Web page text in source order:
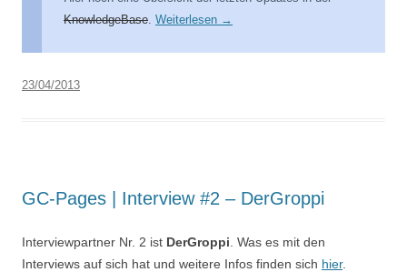
KnowledgeBase. Weiterlesen →
23/04/2013
GC-Pages | Interview #2 – DerGroppi
Interviewpartner Nr. 2 ist DerGroppi . Was es mit den
Interviews auf sich hat und weitere Infos finden sich hier.